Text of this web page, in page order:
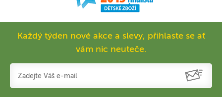
Každý týden nové akce a slevy, přihlaste se ať
vám nic neuteče.